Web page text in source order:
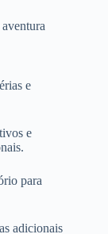
e
e
para
adicionais